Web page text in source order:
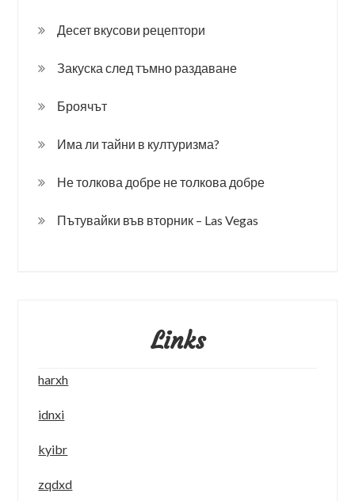
Десет вкусови рецептори
Закуска след тъмно раздаване
Броячът
Има ли тайни в културизма?
Не толкова добре не толкова добре
Пътувайки във вторник – Las Vegas
Links
harxh
idnxi
kyibr
zqdxd